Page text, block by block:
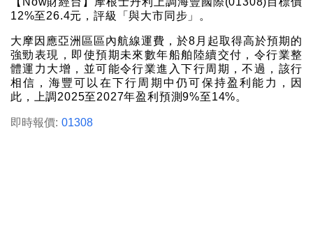
12%至26.4元，評級「與大市同步」。
大摩因應亞洲區區內航線運費，於8月起取得高於預期的
強勁表現，即使預期未來數年船舶陸續交付，令行業整
體運力大增，並可能令行業進入下行周期，不過，該行
相信，海豐可以在下行周期中仍可保持盈利能力，因
此，上調2025至2027年盈利預測9%至14%。
即時報價: 01308